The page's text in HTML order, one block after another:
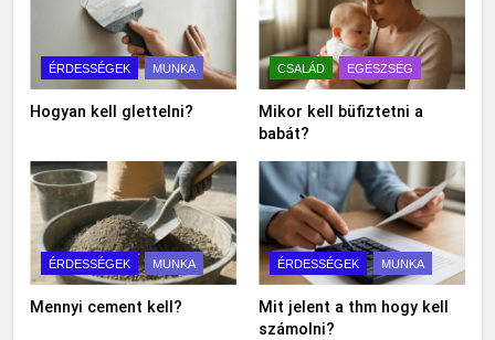
ÉRDESSÉGEK MUNKA
Hogyan kell glettelni?
CSALÁD EGÉSZSÉG
Mikor kell büfiztetni a
babát?
ÉRDESSÉGEK MUNKA
Mennyi cement kell?
ÉRDESSÉGEK MUNKA
Mit jelent a thm hogy kell
számolni?